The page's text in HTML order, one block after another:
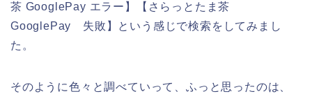
茶 GooglePay エラー】【さらっとたま茶
GooglePay 失敗】という感じで検索をしてみまし
た。
そのように色々と調べていって、ふっと思ったのは、